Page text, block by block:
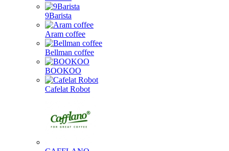
9Barista
Aram coffee
Bellman coffee
BOOKOO
Cafelat Robot